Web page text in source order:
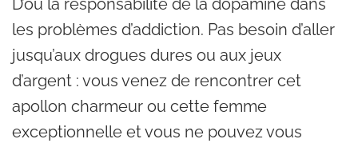
D’où la responsabilité de la dopamine dans
les problèmes d’addiction. Pas besoin d’aller
jusqu’aux drogues dures ou aux jeux
d’argent : vous venez de rencontrer cet
apollon charmeur ou cette femme
exceptionnelle et vous ne pouvez vous